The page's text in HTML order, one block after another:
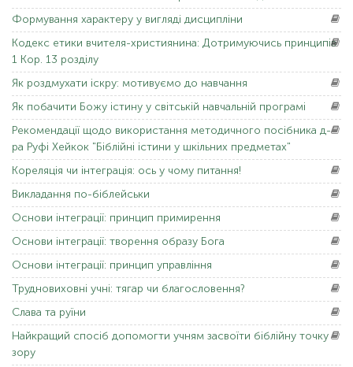
Формування характеру у вигляді дисципліни
Кодекс етики вчителя-християнина: Дотримуючись принципів
1 Кор. 13 розділу
Як роздмухати іскру: мотивуємо до навчання
Як побачити Божу істину у світській навчальній програмі
Рекомендації щодо використання методичного посібника д-
ра Руфі Хейкок "Біблійні істини у шкільних предметах"
Кореляція чи інтеграція: ось у чому питання!
Викладання по-біблейськи
Основи інтеграції: принцип примирення
Основи інтеграції: творення образу Бога
Основи інтеграції: принцип управління
Трудновиховні учні: тягар чи благословення?
Слава та руїни
Найкращий спосіб допомогти учням засвоїти біблійну точку
зору